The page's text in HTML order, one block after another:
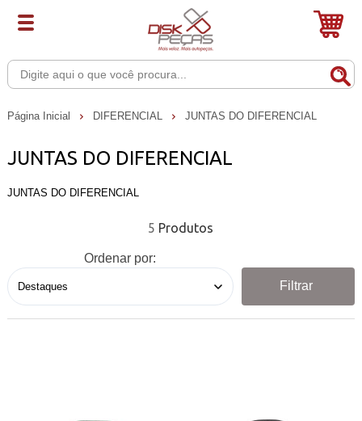
Página Inicial DIFERENCIAL JUNTAS DO DIFERENCIAL
JUNTAS DO DIFERENCIAL
JUNTAS DO DIFERENCIAL
5
Ordenar por:
Filtrar